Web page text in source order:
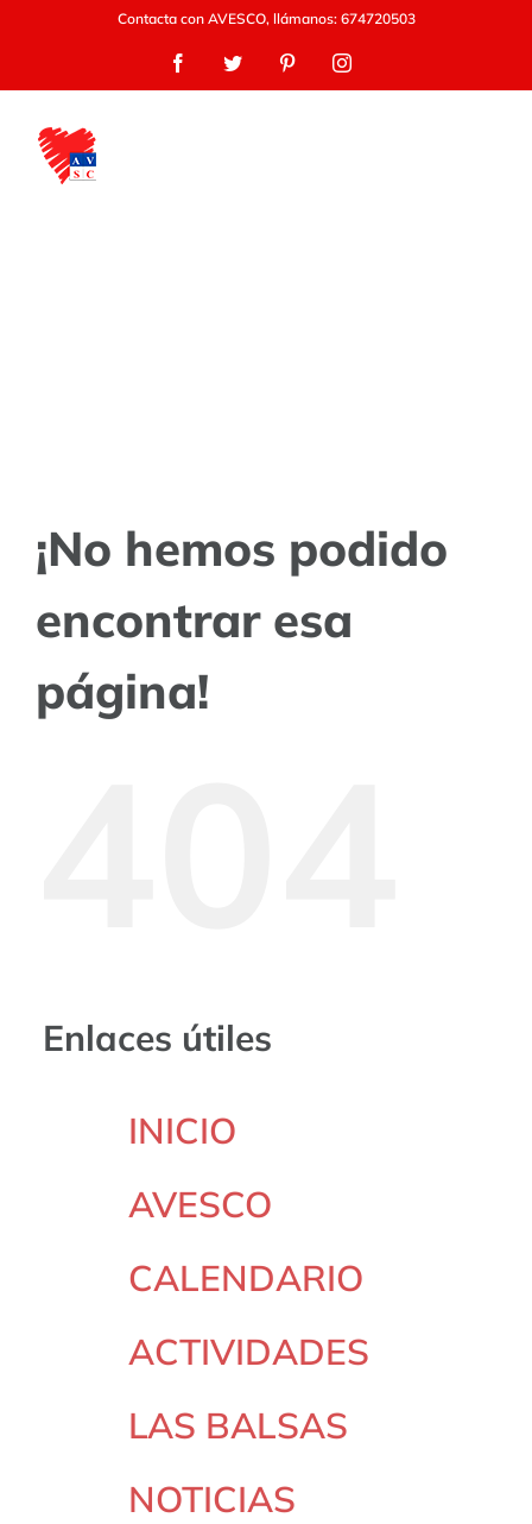
contenido
Contacta con AVESCO, llámanos: 674720503
FacebookTwitter PinterestInstagram
¡No hemos podido
encontrar esa
página!
Enlaces útiles
INICIO
AVESCO
CALENDARIO
ACTIVIDADES
LAS BALSAS
NOTICIAS